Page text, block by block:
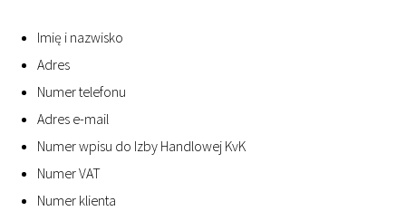
Imię i nazwisko
Adres
Numer telefonu
Adres e-mail
Numer wpisu do Izby Handlowej KvK
Numer VAT
Numer klienta